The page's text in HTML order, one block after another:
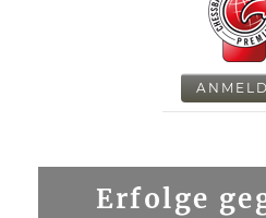
Erfolge